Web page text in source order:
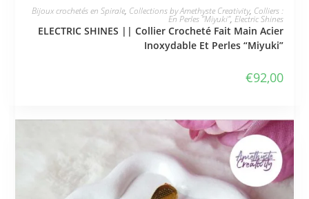
JE L'ADOPTE
Bijoux crochetés en Spirale, Collections by Amethyste Creativity, Colliers :
En Perles "Miyuki", Electric Shines
ELECTRIC SHINES || Collier Crocheté Fait Main Acier
Inoxydable Et Perles “Miyuki”
€92,00